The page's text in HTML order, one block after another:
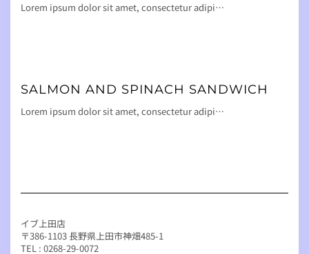
Lorem ipsum dolor sit amet, consectetur adipi…
SALMON AND SPINACH SANDWICH
Lorem ipsum dolor sit amet, consectetur adipi…
イブ上田店
〒386-1103 長野県上田市神畑485-1
TEL : 0268-29-0072